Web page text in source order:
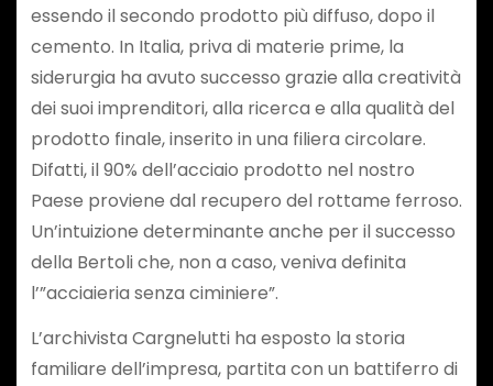
essendo il secondo prodotto più diffuso, dopo il
cemento. In Italia, priva di materie prime, la
siderurgia ha avuto successo grazie alla creatività
dei suoi imprenditori, alla ricerca e alla qualità del
prodotto finale, inserito in una filiera circolare.
Difatti, il 90% dell’acciaio prodotto nel nostro
Paese proviene dal recupero del rottame ferroso.
Un’intuizione determinante anche per il successo
della Bertoli che, non a caso, veniva definita
l’”acciaieria senza ciminiere”.
L’archivista Cargnelutti ha esposto la storia
familiare dell’impresa, partita con un battiferro di